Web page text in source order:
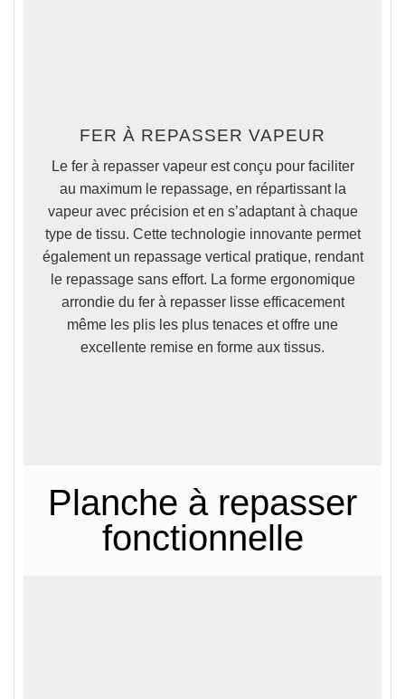
FER À REPASSER VAPEUR
Le fer à repasser vapeur est conçu pour faciliter
au maximum le repassage, en répartissant la
vapeur avec précision et en s’adaptant à chaque
type de tissu. Cette technologie innovante permet
également un repassage vertical pratique, rendant
le repassage sans effort. La forme ergonomique
arrondie du fer à repasser lisse efficacement
même les plis les plus tenaces et offre une
excellente remise en forme aux tissus.
Planche à repasser
fonctionnelle